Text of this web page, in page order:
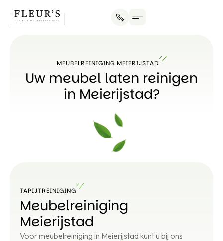
MEUBELREINIGING MEIERIJSTAD
Uw meubel laten reinigen
in Meierijstad?
TAPIJTREINIGING
Meubelreiniging
Meierijstad
Voor meubelreiniging in Meierijstad kunt u bij ons